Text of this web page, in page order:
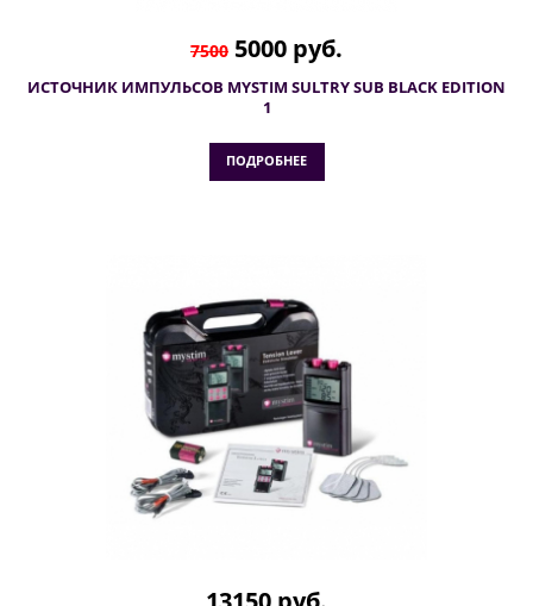
7500 5000 руб.
ИСТОЧНИК ИМПУЛЬСОВ MYSTIM SULTRY SUB BLACK EDITION
1
ПОДРОБНЕЕ